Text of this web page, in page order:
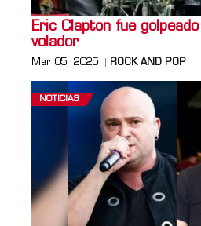
Eric Clapton fue
volador
Mar 05, 2025 ROCK AND POP
NOTICIAS